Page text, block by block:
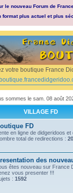
le nouveau Forum de
format plus actuel et plus
votre boutique France
sommes le sam. 08 août
VILLAGE FD
FD
en ligne de didgeridoos et
total de redirections :
des
êtes nouveau sur France
vous presenter !!!
: 1592